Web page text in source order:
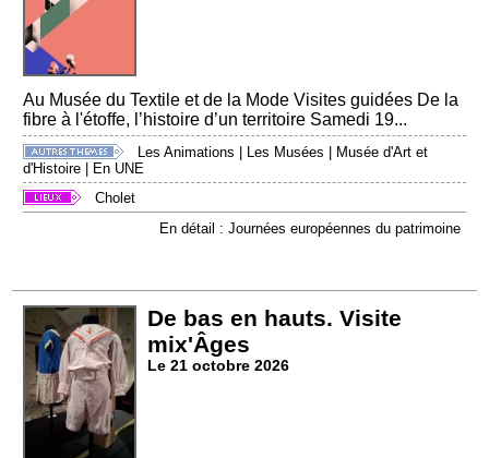
Au Musée du Textile et de la Mode Visites guidées De la
fibre à l'étoffe, l’histoire d’un territoire Samedi 19...
Les Animations | Les Musées | Musée d'Art et
d'Histoire | En UNE
Cholet
En détail : Journées européennes du patrimoine
De bas en hauts. Visite
mix'Âges
Le 21 octobre 2026